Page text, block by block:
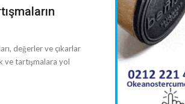
değerler ve çıkarlar
ve tartışmalara yol